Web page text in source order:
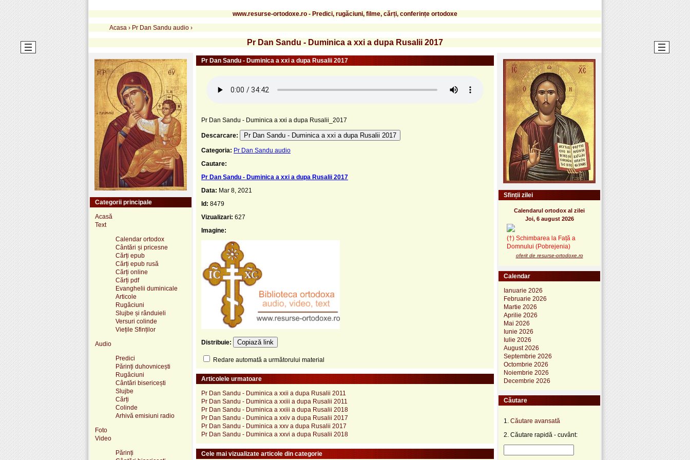
www.resurse-ortodoxe.ro - Predici, rugăciuni, filme, cărți, conferințe ortodoxe
Acasa › Pr Dan Sandu audio ›
Pr Dan Sandu - Duminica a xxi a dupa Rusalii 2017
Pr Dan Sandu - Duminica a xxi a dupa Rusalii 2017
Pr Dan Sandu - Duminica a xxi a dupa Rusalii_2017
Descarcare: Pr Dan Sandu - Duminica a xxi a dupa Rusalii 2017
Categoria: Pr Dan Sandu audio
Cautare:
Pr Dan Sandu - Duminica a xxi a dupa Rusalii 2017
Data: Mar 8, 2021
Id: 8479
Vizualizari: 627
Imagine:
Distribuie: Copiază link
Redare automată a următorului material
Articolele urmatoare
Pr Dan Sandu - Duminica a xxii a dupa Rusalii 2011
Pr Dan Sandu - Duminica a xxiii a dupa Rusalii 2011
Pr Dan Sandu - Duminica a xxiii a dupa Rusalii 2018
Pr Dan Sandu - Duminica a xxiv a dupa Rusalii 2017
Pr Dan Sandu - Duminica a xxv a dupa Rusalii 2017
Pr Dan Sandu - Duminica a xxvi a dupa Rusalii 2018
Cele mai vizualizate articole din categorie
Categorii principale
Acasă
Text
Calendar ortodox
Cântări și pricesne
Cărți epub
Cărți epub rusă
Cărți online
Cărți pdf
Evanghelii duminicale
Articole
Rugăciuni
Slujbe și rânduieli
Versuri colinde
Viețile Sfinților
Audio
Predici
Părinți duhovnicești
Rugăciuni
Cântări bisericești
Slujbe
Cărți
Colinde
Arhivă emisiuni radio
Foto
Video
Părinți
Sfinții zilei
Calendarul ortodox al zilei
Joi, 6 august 2026
(†) Schimbarea la Față a
Domnului (Pobrejenia)
oferit de resurse-ortodoxe.ro
Calendar
Ianuarie 2026
Februarie 2026
Martie 2026
Aprilie 2026
Mai 2026
Iunie 2026
Iulie 2026
August 2026
Septembrie 2026
Octombrie 2026
Noiembrie 2026
Decembrie 2026
Căutare
1. Căutare avansată
2. Căutare rapidă - cuvânt: